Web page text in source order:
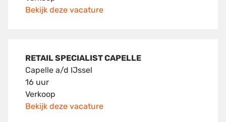
Bekijk deze vacature
RETAIL SPECIALIST CAPELLE
Capelle a/d IJssel
16 uur
Verkoop
Bekijk deze vacature